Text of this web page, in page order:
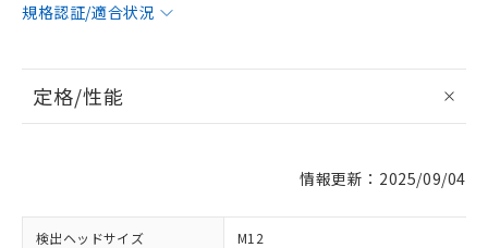
規格認証/適合状況
定格/性能
情報更新：2025/09/04
検出ヘッドサイズ M12